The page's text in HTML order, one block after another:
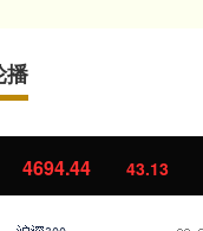
播
4694.44 43.13